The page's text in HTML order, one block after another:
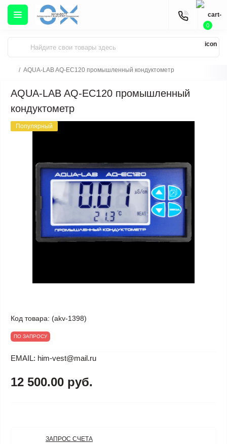
0
AQUA-LAB AQ-EC120 промышленный кондуктометр
AQUA-LAB AQ-EC120 промышленный
кондуктометр
Популярный
Код товара: (akv-1398)
ПО ЗАПРОСУ
EMAIL: him-vest@mail.ru
12 500.00 руб.
ЗАПРОС СЧЕТА